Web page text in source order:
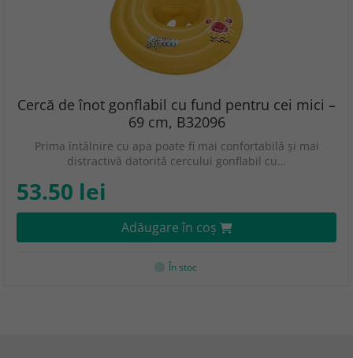
Cercă de înot gonflabil cu fund pentru cei mici –
69 cm, B32096
Prima întâlnire cu apa poate fi mai confortabilă și mai
distractivă datorită cercului gonflabil cu…
53.50 lei
Adăugare în coş
În stoc